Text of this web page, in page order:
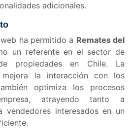
adicionales.
ha permitido a Remates del
un referente en el sector de
propiedades en Chile. La
la interacción con los
optimiza los procesos
atrayendo tanto a
vendedores interesados en un